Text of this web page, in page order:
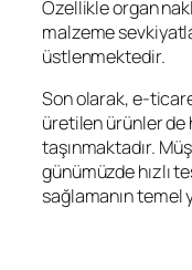
Özellikle organ
malzeme
üstlenmektedir.
Son olarak, e-
üretilen ürünler de
taşınmaktadır.
günümüzde hızlı
sağlamanın temel